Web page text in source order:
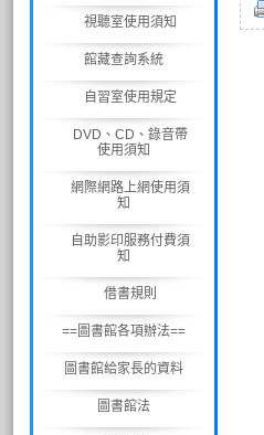
視聽室使用須知
館藏查詢系統
自習室使用規定
DVD、CD、錄音帶
使用須知
網際網路上網使用須
知
自助影印服務付費須
知
借書規則
==圖書館各項辦法==
圖書館給家長的資料
圖書館法